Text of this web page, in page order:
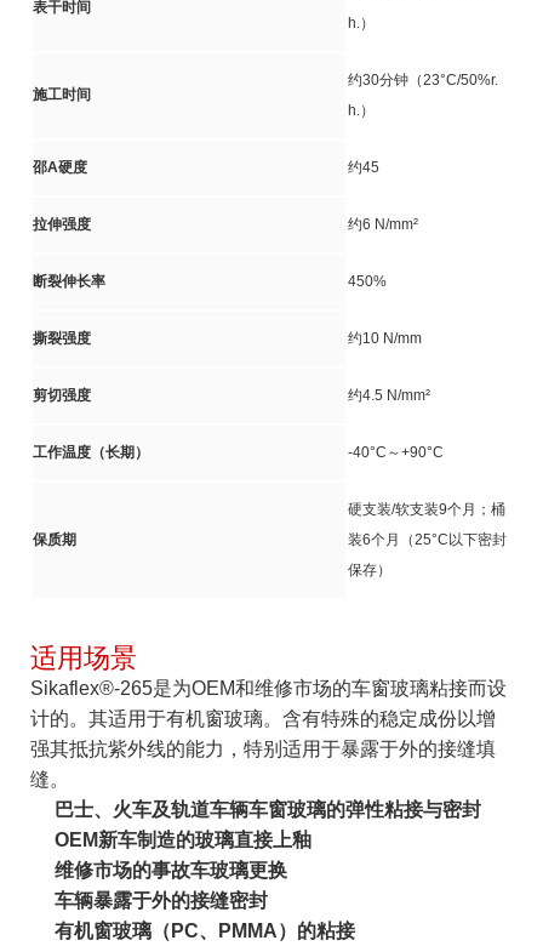
表干时间
h.）
施工时间
约30分钟（23°C/50%r.
h.）
邵A硬度 约45
拉伸强度 约6 N/mm²
断裂伸长率 450%
撕裂强度 约10 N/mm
剪切强度 约4.5 N/mm²
工作温度（长期） -40°C～+90°C
保质期
硬支装/软支装9个月；桶
装6个月（25°C以下密封
保存）
适用场景
Sikaflex®-265是为OEM和维修市场的车窗玻璃粘接而设
计的。其适用于有机窗玻璃。含有特殊的稳定成份以增
强其抵抗紫外线的能力，特别适用于暴露于外的接缝填
缝。
巴士、火车及轨道车辆车窗玻璃的弹性粘接与密封
OEM新车制造的玻璃直接上釉
维修市场的事故车玻璃更换
车辆暴露于外的接缝密封
有机窗玻璃（PC、PMMA）的粘接